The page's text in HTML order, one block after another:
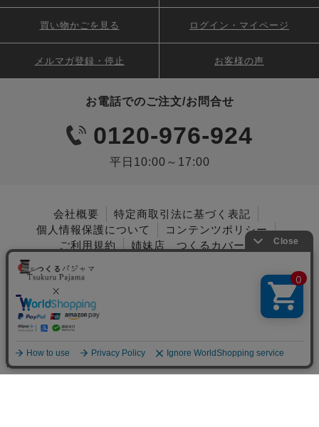
メニュー
お電話でのご注文/お問合せ
0120-976-924
平日10:00～17:00
買い物かごを見る ログイン・マイページ
メルマガ登録・停止 お客様の声
会社概要
特定商取引法に基づく表記
個人情報保護について
コンテンツポリシー
ご利用規約
姉妹店 つくるカバー
Copyright © 2022 Iwamoto Senni Co., Ltd. All